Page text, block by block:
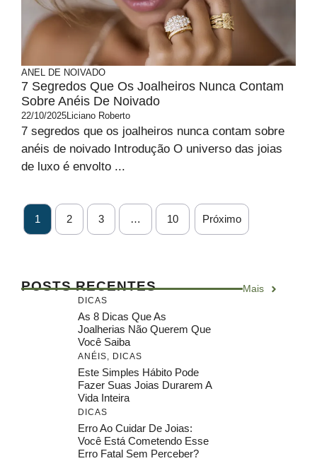
ANEL DE NOIVADO
7 Segredos Que Os Joalheiros Nunca Contam
Sobre Anéis De Noivado
22/10/2025Liciano Roberto
7 segredos que os joalheiros nunca contam sobre
anéis de noivado Introdução O universo das joias
de luxo é envolto ...
1 2 3 … 10 Próximo
POSTS RECENTES Mais
DICAS
As 8 Dicas Que As
Joalherias Não Querem Que
Você Saiba
ANÉIS, DICAS
Este Simples Hábito Pode
Fazer Suas Joias Durarem A
Vida Inteira
DICAS
Erro Ao Cuidar De Joias:
Você Está Cometendo Esse
Erro Fatal Sem Perceber?